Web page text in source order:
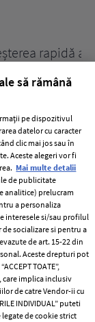
a
conditii
cookies
să rămână
pe dispozitivul
datelor cu caracter
clic mai jos sau în
Aceste alegeri vor fi
Mai multe detalii
de publicitate
analitice) prelucram
a personaliza
interesele si/sau profilul
socializare si pentru a
de art. 15-22 din
Aceste drepturi pot
TOATE”,
implica inclusiv
de catre Vendor-ii cu
INDIVIDUAL” puteti
de cookie strict